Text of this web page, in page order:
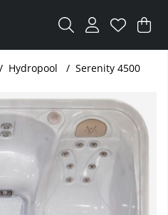
.
Hydropool Serenity 4500